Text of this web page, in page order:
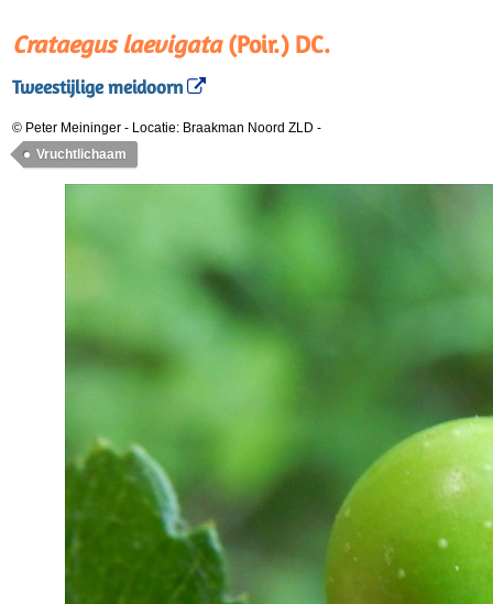
Crataegus laevigata(Poir.) DC.
Tweestijlige meidoorn
© Peter Meininger - Locatie: Braakman Noord ZLD -
Vruchtlichaam